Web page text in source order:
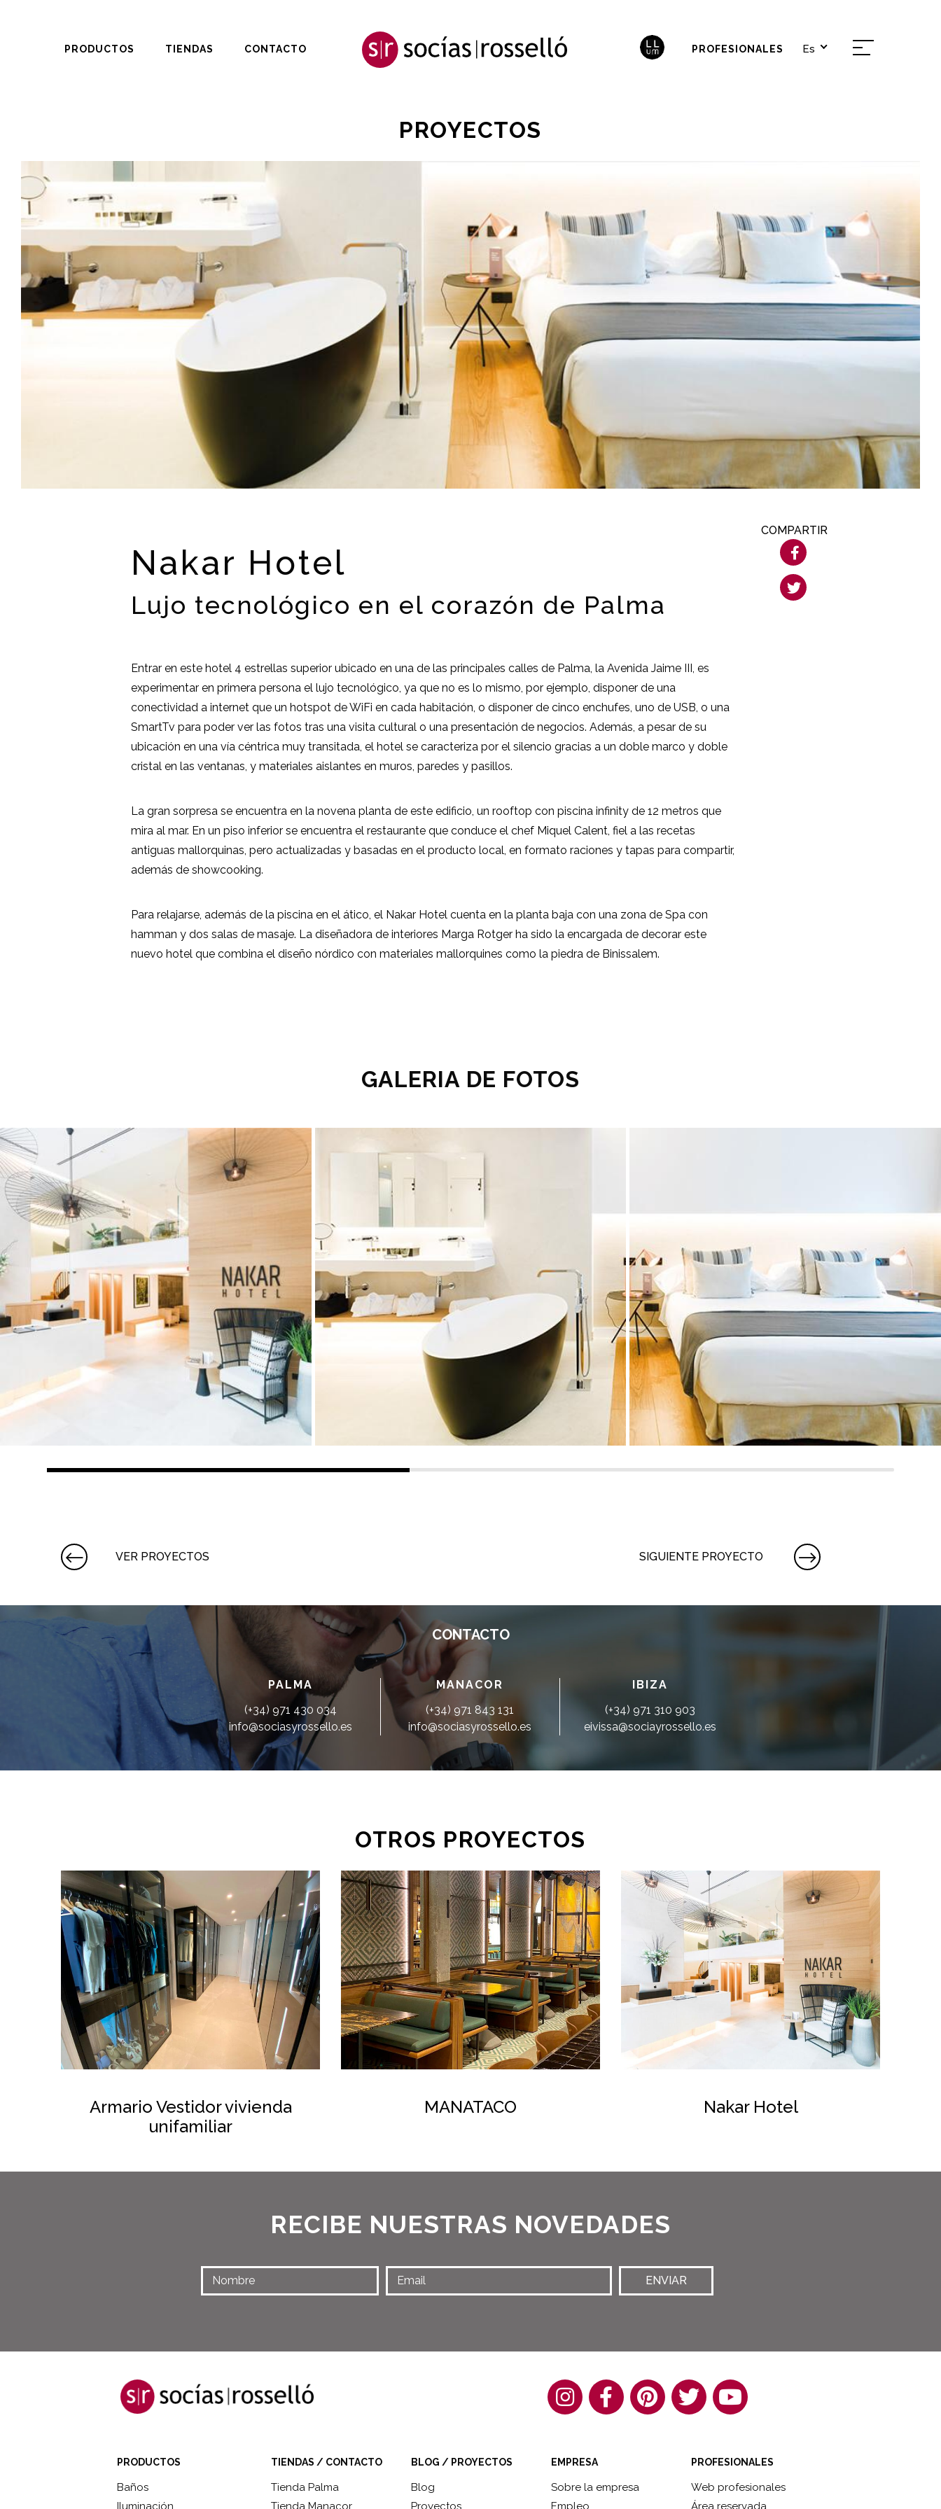
PRODUCTOS TIENDAS CONTACTO PROFESIONALES Es
REF. 345667
Tu cesta (1)
Subtotal:
100
PROYECTOS
Nakar Hotel
Lujo tecnológico en el corazón de Palma
Entrar en este hotel 4 estrellas superior ubicado en una de las principales calles de Palma, la Avenida Jaime III, es
experimentar en primera persona el lujo tecnológico, ya que no es lo mismo, por ejemplo, disponer de una
conectividad a internet que un hotspot de WiFi en cada habitación, o disponer de cinco enchufes, uno de USB, o una
SmartTv para poder ver las fotos tras una visita cultural o una presentación de negocios. Además, a pesar de su
ubicación en una vía céntrica muy transitada, el hotel se caracteriza por el silencio gracias a un doble marco y doble
cristal en las ventanas, y materiales aislantes en muros, paredes y pasillos.
La gran sorpresa se encuentra en la novena planta de este edificio, un rooftop con piscina infinity de 12 metros que
mira al mar. En un piso inferior se encuentra el restaurante que conduce el chef Miquel Calent, fiel a las recetas
antiguas mallorquinas, pero actualizadas y basadas en el producto local, en formato raciones y tapas para compartir,
además de showcooking.
Para relajarse, además de la piscina en el ático, el Nakar Hotel cuenta en la planta baja con una zona de Spa con
hamman y dos salas de masaje. La diseñadora de interiores Marga Rotger ha sido la encargada de decorar este
nuevo hotel que combina el diseño nórdico con materiales mallorquines como la piedra de Binissalem.
COMPARTIR
GALERIA DE FOTOS
VER PROYECTOS SIGUIENTE PROYECTO
CONTACTO
PALMA
(+34) 971 430 034
info@sociasyrossello.es
MANACOR
(+34) 971 843 131
info@sociasyrossello.es
IBIZA
(+34) 971 310 903
eivissa@sociayrossello.es
OTROS PROYECTOS
Armario Vestidor vivienda
unifamiliar
MANATACO Nakar Hotel
RECIBE NUESTRAS NOVEDADES
ENVIAR
PRODUCTOS
Baños
TIENDAS / CONTACTO
Tienda Palma
BLOG / PROYECTOS
Blog
EMPRESA
Sobre la empresa
PROFESIONALES
Web profesionales